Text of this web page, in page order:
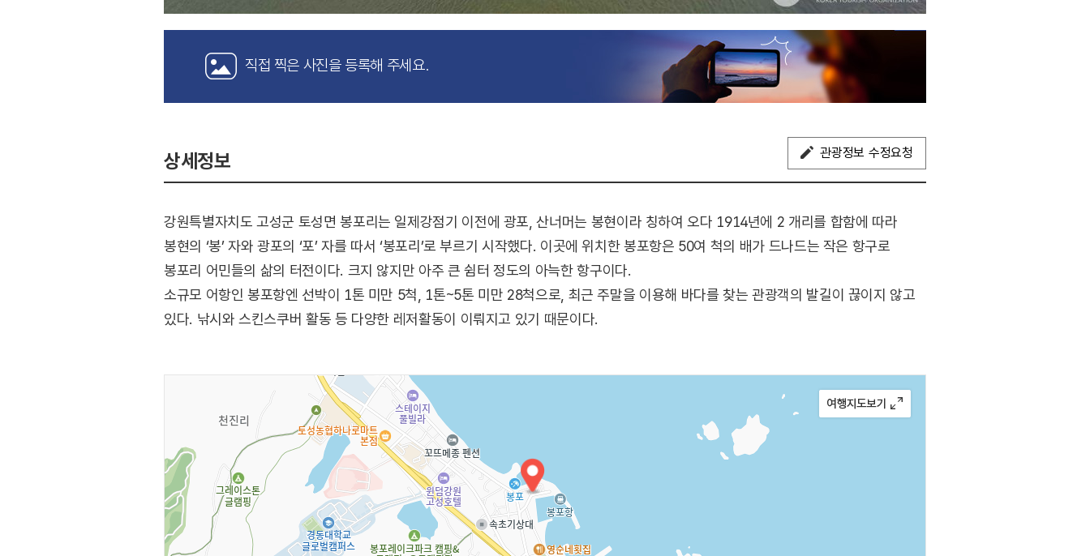
직접 찍은 사진을 등록해 주세요.
상세정보 관광정보 수정요청
강원특별자치도 고성군 토성면 봉포리는 일제강점기 이전에 광포, 산너머는 봉현이라 칭하여 오다 1914년에 2 개리를 합함에 따라
봉현의 ‘봉’ 자와 광포의 ‘포’ 자를 따서 ‘봉포리’로 부르기 시작했다. 이곳에 위치한 봉포항은 50여 척의 배가 드나드는 작은 항구로
봉포리 어민들의 삶의 터전이다. 크지 않지만 아주 큰 쉼터 정도의 아늑한 항구이다.
소규모 어항인 봉포항엔 선박이 1톤 미만 5척, 1톤~5톤 미만 28척으로, 최근 주말을 이용해 바다를 찾는 관광객의 발길이 끊이지 않고
있다. 낚시와 스킨스쿠버 활동 등 다양한 레저활동이 이뤄지고 있기 때문이다.